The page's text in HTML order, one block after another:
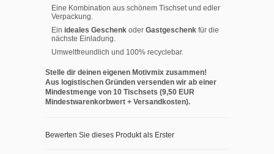
Eine Kombination aus schönem Tischset und edler
Verpackung.
Ein ideales Geschenk oder Gastgeschenk für die
nächste Einladung.
Umweltfreundlich und 100% recyclebar.
Stelle dir deinen eigenen Motivmix zusammen!
Aus logistischen Gründen versenden wir ab einer
Mindestmenge von 10 Tischsets (9,50 EUR
Mindestwarenkorbwert + Versandkosten).
Bewerten Sie dieses Produkt als Erster